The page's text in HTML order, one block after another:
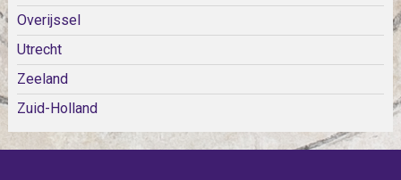
Overijssel
Utrecht
Zeeland
Zuid-Holland